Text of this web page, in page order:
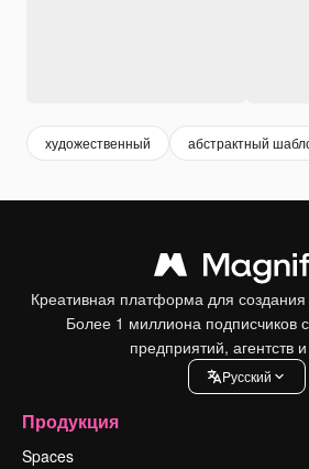
художественный абстрактный
Креативная платформа для
Более 1 миллиона подписчиков
предприятий, агентств
Pусский
Продукция
Spaces